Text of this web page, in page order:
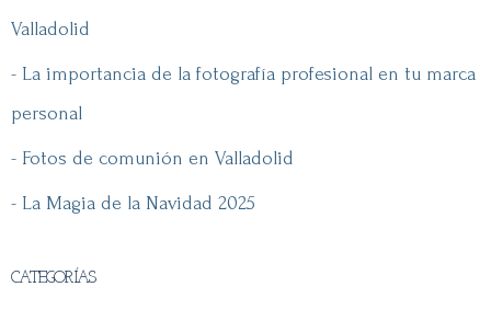
Valladolid
- La importancia de la fotografía profesional en tu marca
personal
- Fotos de comunión en Valladolid
- La Magia de la Navidad 2025
CATEGORÍAS